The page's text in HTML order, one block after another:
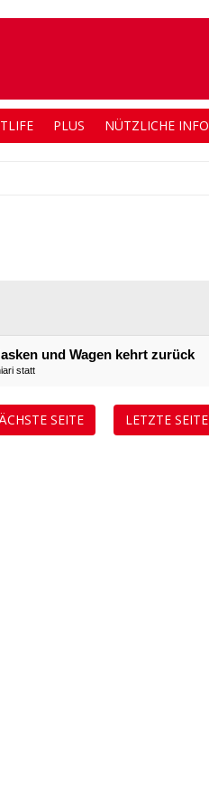
PLUS NÜTZLICHE INFO
und Wagen kehrt zurück
statt
SEITE LETZTE SEITE